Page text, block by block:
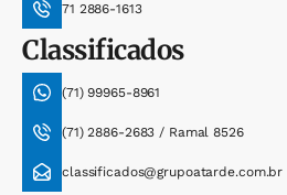
71 2886-1613
Classificados
(71) 99965-8961
(71) 2886-2683 / Ramal 8526
classificados@grupoatarde.com.br